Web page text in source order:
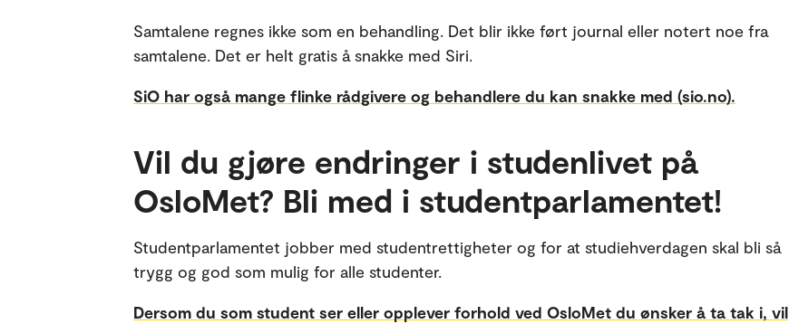
Samtalene regnes ikke som en behandling. Det blir ikke ført journal eller notert noe fra
samtalene. Det er helt gratis å snakke med Siri.
SiO har også mange flinke rådgivere og behandlere du kan snakke med (sio.no).
Vil du gjøre endringer i studenlivet på
OsloMet? Bli med i studentparlamentet!
Studentparlamentet jobber med studentrettigheter og for at studiehverdagen skal bli så
trygg og god som mulig for alle studenter.
Dersom du som student ser eller opplever forhold ved OsloMet du ønsker å ta tak i, vil